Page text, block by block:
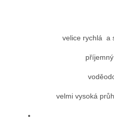
velice rychlá a
velmi vysoká